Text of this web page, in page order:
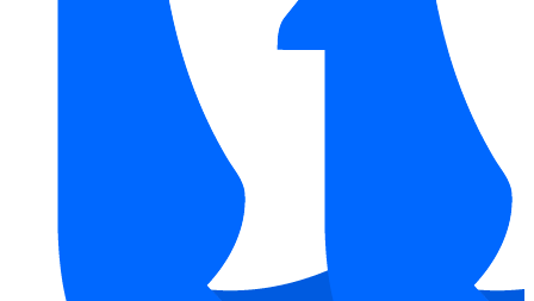
100% hàng chính hãng. Bên cạnh đó, chúng tôi còn mang đến
mức giá vô cùng hợp lý và nhiều chương trình ưu đãi hấp dẫn.